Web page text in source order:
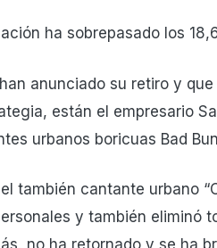
ha sobrepasado los
anunciado su retiro y
están el empresario
urbanos boricuas Bad
también cantante urbano
y también eliminó